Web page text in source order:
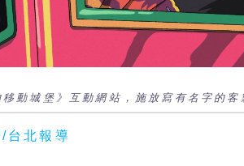
動城堡》互動網站，施放寫有名字的
台北報導